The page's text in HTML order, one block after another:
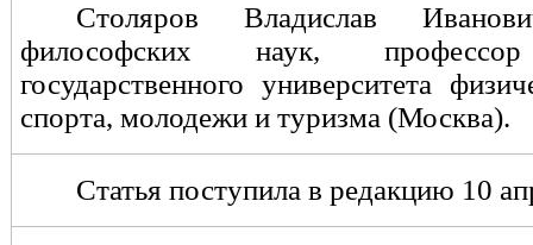
Столяров Владислав
философских наук, профессор
государственного университета
спорта, молодежи и туризма (Москва).
Статья поступила в редакцию 10